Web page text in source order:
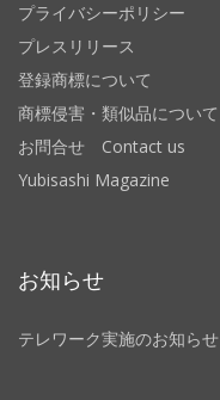
プライバシーポリシー
プレスリリース
登録商標について
商標侵害・類似品について
お問合せ Contact us
Yubisashi Magazine
お知らせ
テレワーク実施のお知らせ